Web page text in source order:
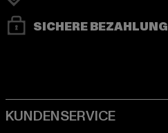
SICHERE BEZAHLUNG